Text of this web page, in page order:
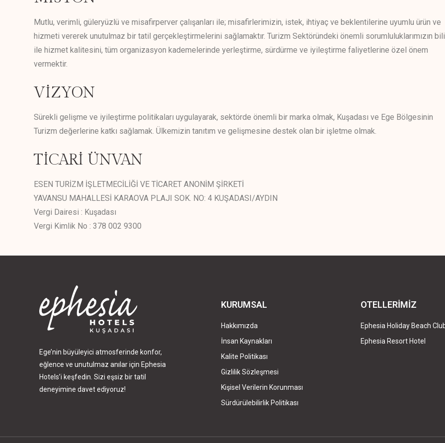
Mutlu, verimli, güleryüzlü ve misafirperver çalışanları ile; misafirlerimizin, istek, ihtiyaç ve beklentilerine uyumlu ürün ve
hizmeti vererek unutulmaz bir tatil gerçekleştirmelerini sağlamaktır. Turizm Sektöründeki önemli sorumluluklarımızın
ile hizmet kalitesini, tüm organizasyon kademelerinde yerleştirme, sürdürme ve iyileştirme faliyetlerine özel önem
vermektir.
VİZYON
Sürekli gelişme ve iyileştirme politikaları uygulayarak, sektörde önemli bir marka olmak, Kuşadası ve Ege Bölgesinin
Turizm değerlerine katkı sağlamak. Ülkemizin tanıtım ve gelişmesine destek olan bir işletme olmak.
TİCARİ ÜNVAN
ESEN TURİZM İŞLETMECİLİĞİ VE TİCARET ANONİM ŞİRKETİ
YAVANSU MAHALLESİ KARAOVA PLAJI SOK. NO: 4 KUŞADASI/AYDIN
Vergi Dairesi : Kuşadası
Vergi Kimlik No : 378 002 9300
Ege’nin büyüleyici atmosferinde konfor,
eğlence ve unutulmaz anılar için Ephesia
Hotels’i keşfedin. Sizi eşsiz bir tatil
deneyimine davet ediyoruz!
KURUMSAL
Hakkımızda
İnsan Kaynakları
Kalite Politikası
Gizlilik Sözleşmesi
Kişisel Verilerin Korunması
Sürdürülebilirlik Politikası
OTELLERİMİZ
Ephesia Holiday Beach
Ephesia Resort Hotel